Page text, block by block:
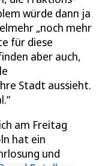
würde dann ja
„noch mehr
für diese
aber auch,
Stadt aussieht.
am Freitag
hat ein
und